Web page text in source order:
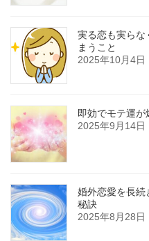
実る恋も実らな
まうこと
2025年10月4日
即効でモテ運
2025年9月14日
婚外恋愛を長続
秘訣
2025年8月28日